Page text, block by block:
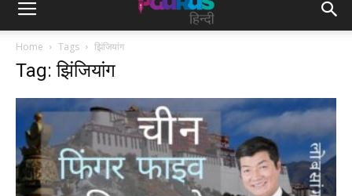
Home Tags झिंजियांग
Tag: झिंजियांग